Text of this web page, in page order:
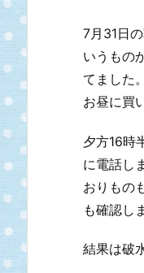
7月31日
いうもの
てました。
お昼に買
夕方16時
に電話し
おりもの
も確認し
結果は破